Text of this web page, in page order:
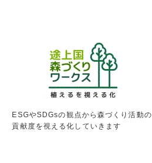
ESGやSDGsの観点から森づくり活動の
貢献度を視える化していきます